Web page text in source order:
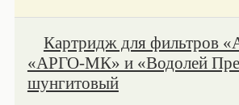
Картридж для фильтров
«АРГО-МК» и «Водолей
шунгитовый